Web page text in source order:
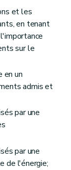
et les
en tenant
sur le
en un
admis et
par une
par une
de l'énergie;